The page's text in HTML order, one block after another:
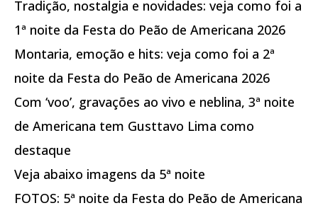
Tradição, nostalgia e novidades: veja como foi a
1ª noite da Festa do Peão de Americana 2026
Montaria, emoção e hits: veja como foi a 2ª
noite da Festa do Peão de Americana 2026
Com ‘voo’, gravações ao vivo e neblina, 3ª noite
de Americana tem Gusttavo Lima como
destaque
Veja abaixo imagens da 5ª noite
FOTOS: 5ª noite da Festa do Peão de Americana